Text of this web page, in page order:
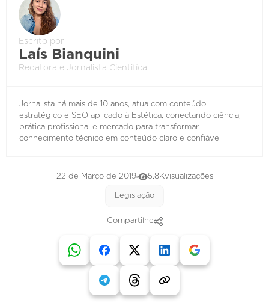
Escrito por
Laís Bianquini
Redatora e Jornalista Cientifíca
Jornalista há mais de 10 anos, atua com conteúdo
estratégico e SEO aplicado à Estética, conectando ciência,
prática profissional e mercado para transformar
conhecimento técnico em conteúdo claro e confiável.
22 de Março de 2019 5.8Kvisualizações
Legislação
Compartilhe